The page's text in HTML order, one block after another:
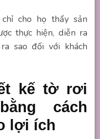
cho họ thấy sản
thực hiện, diễn ra
sao đối với khách
kế tờ rơi
cách
lợi ích